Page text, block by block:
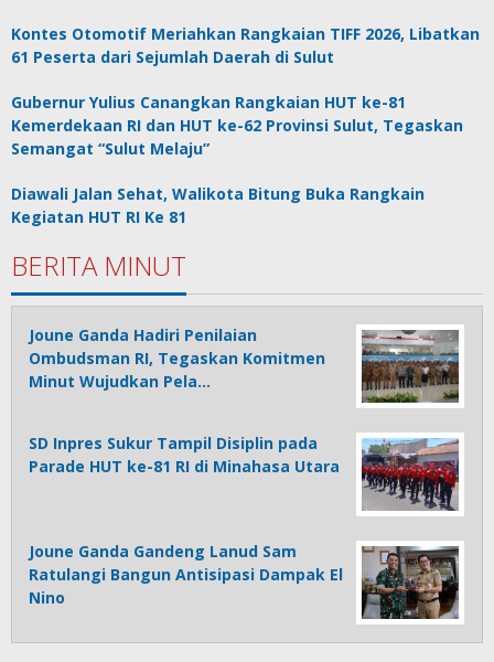
Kontes Otomotif Meriahkan Rangkaian TIFF 2026, Libatkan
61 Peserta dari Sejumlah Daerah di Sulut
Gubernur Yulius Canangkan Rangkaian HUT ke-81
Kemerdekaan RI dan HUT ke-62 Provinsi Sulut, Tegaskan
Semangat “Sulut Melaju”
Diawali Jalan Sehat, Walikota Bitung Buka Rangkain
Kegiatan HUT RI Ke 81
BERITA MINUT
Joune Ganda Hadiri Penilaian
Ombudsman RI, Tegaskan Komitmen
Minut Wujudkan Pela…
SD Inpres Sukur Tampil Disiplin pada
Parade HUT ke-81 RI di Minahasa Utara
Joune Ganda Gandeng Lanud Sam
Ratulangi Bangun Antisipasi Dampak El
Nino